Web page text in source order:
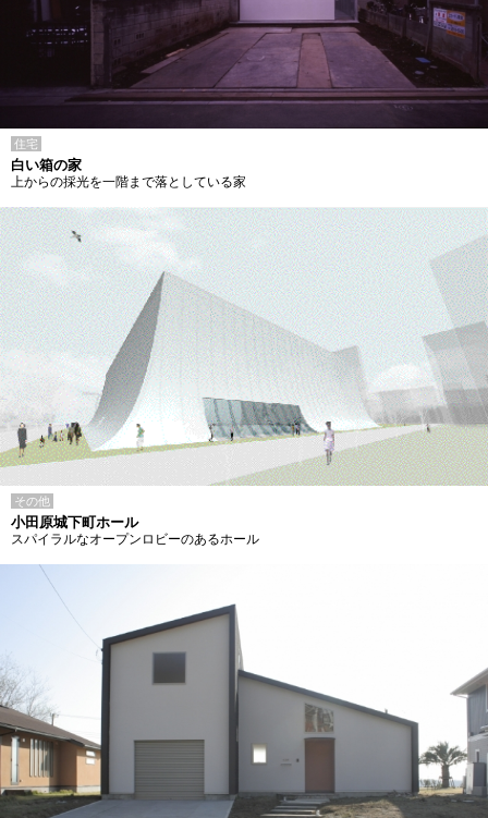
住宅
白い箱の家
上からの採光を一階まで落としている家
その他
小田原城下町ホール
スパイラルなオープンロビーのあるホール